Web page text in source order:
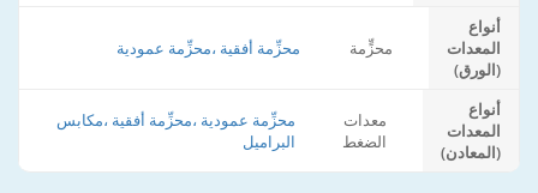
أنواع
المعدات
(الورق)
محزٍّمة محزِّمة أفقية ،محزِّمة عمودية
أنواع
المعدات
(المعادن)
معدات
الضغط
محزِّمة عمودية ،محزِّمة أفقية ،مكابس
البراميل